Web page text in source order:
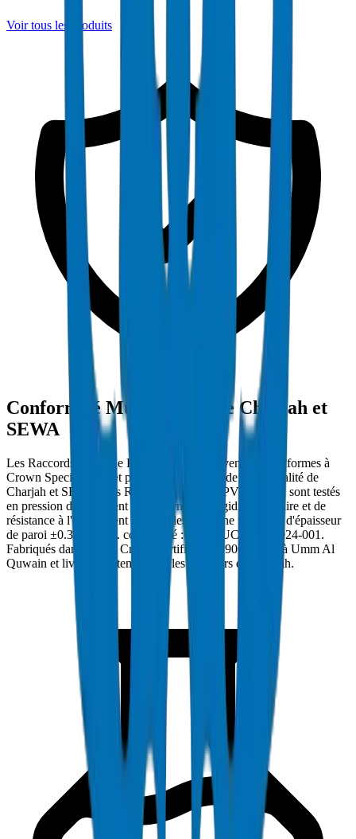
Voir tous les produits
Conformité Municipalité de Charjah et
SEWA
Les Raccords de Gaine PVC à Charjah doivent être conformes à
Crown Specification et porter l'approbation de Municipalité de
Charjah et SEWA. Les Raccords de Gaine PVC Crown sont testés
en pression d'éclatement à des normes de rigidité annulaire et de
résistance à l'écrasement applicables avec une tolérance d'épaisseur
de paroi ±0.3mm. Réf. conformité : DM-DUCT-FIT-2024-001.
Fabriqués dans l'usine Crown certifiée ISO 9001:2015 à Umm Al
Quwain et livrés directement sur les chantiers de Charjah.